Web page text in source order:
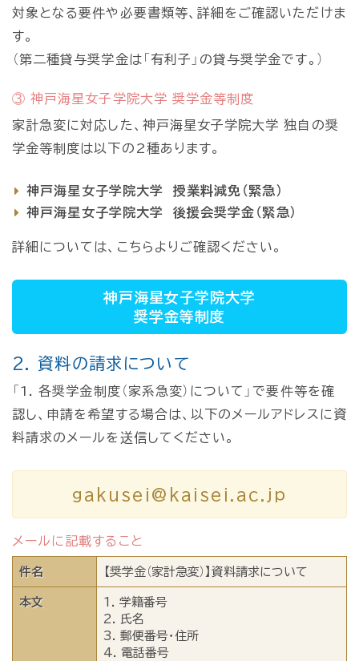
対象となる要件や必要書類等、詳細をご確認いただけま
す。
（第二種貸与奨学金は「有利子」の貸与奨学金です。）
③ 神戸海星女子学院大学 奨学金等制度
家計急変に対応した、神戸海星女子学院大学 独自の奨
学金等制度は以下の2種あります。
神戸海星女子学院大学 授業料減免（緊急）
神戸海星女子学院大学 後援会奨学金（緊急）
詳細については、こちらよりご確認ください。
神戸海星女子学院大学
奨学金等制度
2. 資料の請求について
「1. 各奨学金制度（家系急変）について」で要件等を確
認し、申請を希望する場合は、以下のメールアドレスに資
料請求のメールを送信してください。
gakusei@kaisei.ac.jp
メールに記載すること
件名 【奨学金（家計急変）】資料請求について
本文
1. 学籍番号
2. 氏名
3. 郵便番号・住所
4. 電話番号